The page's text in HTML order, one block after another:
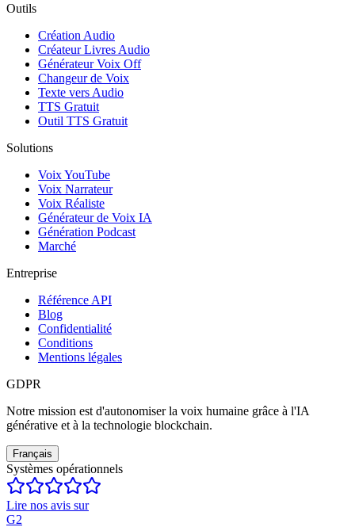
Outils
Création Audio
Créateur Livres Audio
Générateur Voix Off
Changeur de Voix
Texte vers Audio
TTS Gratuit
Outil TTS Gratuit
Solutions
Voix YouTube
Voix Narrateur
Voix Réaliste
Générateur de Voix IA
Génération Podcast
Marché
Entreprise
Référence API
Blog
Confidentialité
Conditions
Mentions légales
GDPR
Notre mission est d'autonomiser la voix humaine grâce à l'IA
générative et à la technologie blockchain.
Français
Systèmes opérationnels
Lire nos avis sur
G2